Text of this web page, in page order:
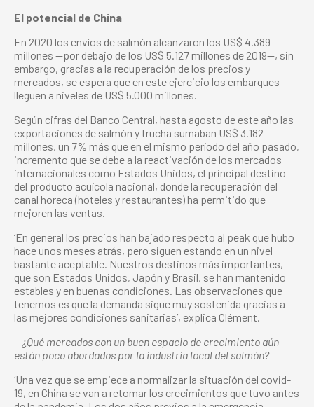
El potencial de China
En 2020 los envíos de salmón alcanzaron los US$ 4.389
millones —por debajo de los US$ 5.127 millones de 2019—, sin
embargo, gracias a la recuperación de los precios y
mercados, se espera que en este ejercicio los embarques
lleguen a niveles de US$ 5.000 millones.
Según cifras del Banco Central, hasta agosto de este año las
exportaciones de salmón y trucha sumaban US$ 3.182
millones, un 7% más que en el mismo período del año pasado,
incremento que se debe a la reactivación de los mercados
internacionales como Estados Unidos, el principal destino
del producto acuícola nacional, donde la recuperación del
canal horeca (hoteles y restaurantes) ha permitido que
mejoren las ventas.
‘En general los precios han bajado respecto al peak que hubo
hace unos meses atrás, pero siguen estando en un nivel
bastante aceptable. Nuestros destinos más importantes,
que son Estados Unidos, Japón y Brasil, se han mantenido
estables y en buenas condiciones. Las observaciones que
tenemos es que la demanda sigue muy sostenida gracias a
las mejores condiciones sanitarias’, explica Clément.
—¿Qué mercados con un buen espacio de crecimiento aún
están poco abordados por la industria local del salmón?
‘Una vez que se empiece a normalizar la situación del covid-
19, en China se van a retomar los crecimientos que tuvo antes